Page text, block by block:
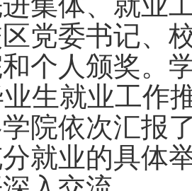
党委书记、
个人颁奖。
业生就业工作
院依次汇报
就业的具体